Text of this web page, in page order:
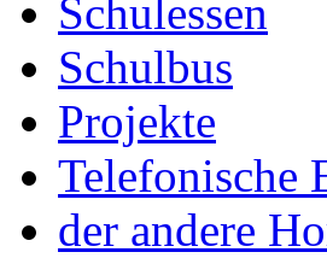
Schulessen
Schulbus
Projekte
Telefonische
der andere